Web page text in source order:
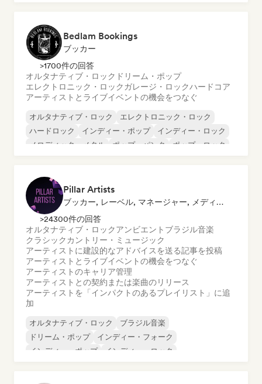
Bedlam Bookings
ブッカー
>1700件の回答
オルタナティブ・ロック ドリーム・ポップ
エレクトロニック・ロックガレージ・ロックハードコア
アーティストとライブイベントの機会をつなぐ
オルタナティブ・ロック
エレクトロニック・ロック
ハードロック
インディー・ポップ
インディー・ロック
メロディック・メタル
ポップ・パンク ポップ・ロック
Pillar Artists
ブッカー, レーベル, マネージャー, メディア・アウトレット／ジャーナリスト, メンター, プレイリスト・キュレーター
>24300件の回答
オルタナティブ・ロックアンビエント ブラジル音楽
クラシック カントリー・ミュージック
アーティストに建設的なアドバイスを送る記事を投稿
アーティストとライブイベントの機会をつなぐ
アーティストのキャリア管理
アーティストとの契約または楽曲のリリース
アーティストを「インパクトのあるプレイリスト」に追
加
オルタナティブ・ロック
ブラジル音楽
ドリーム・ポップ
インディー・フォーク
インディー・ポップ
インディー・ロック